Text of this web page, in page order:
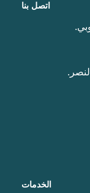
اتصل بنا
الخدمات